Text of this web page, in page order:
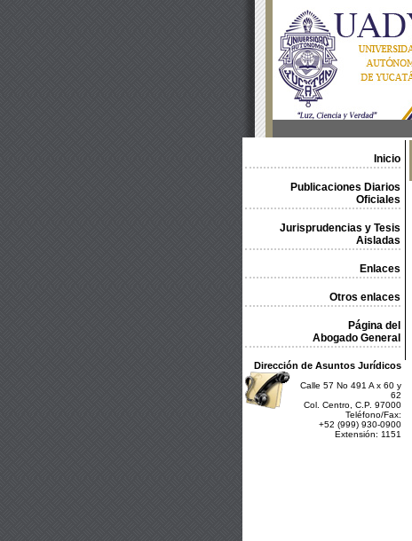
Inicio
Publicaciones Diarios
Oficiales
Jurisprudencias y Tesis
Aisladas
Enlaces
Otros enlaces
Página del
Abogado General
Dirección de Asuntos Jurídicos
Calle 57 No 491 A x 60 y
62
Col. Centro, C.P. 97000
Teléfono/Fax:
+52 (999) 930-0900
Extensión: 1151